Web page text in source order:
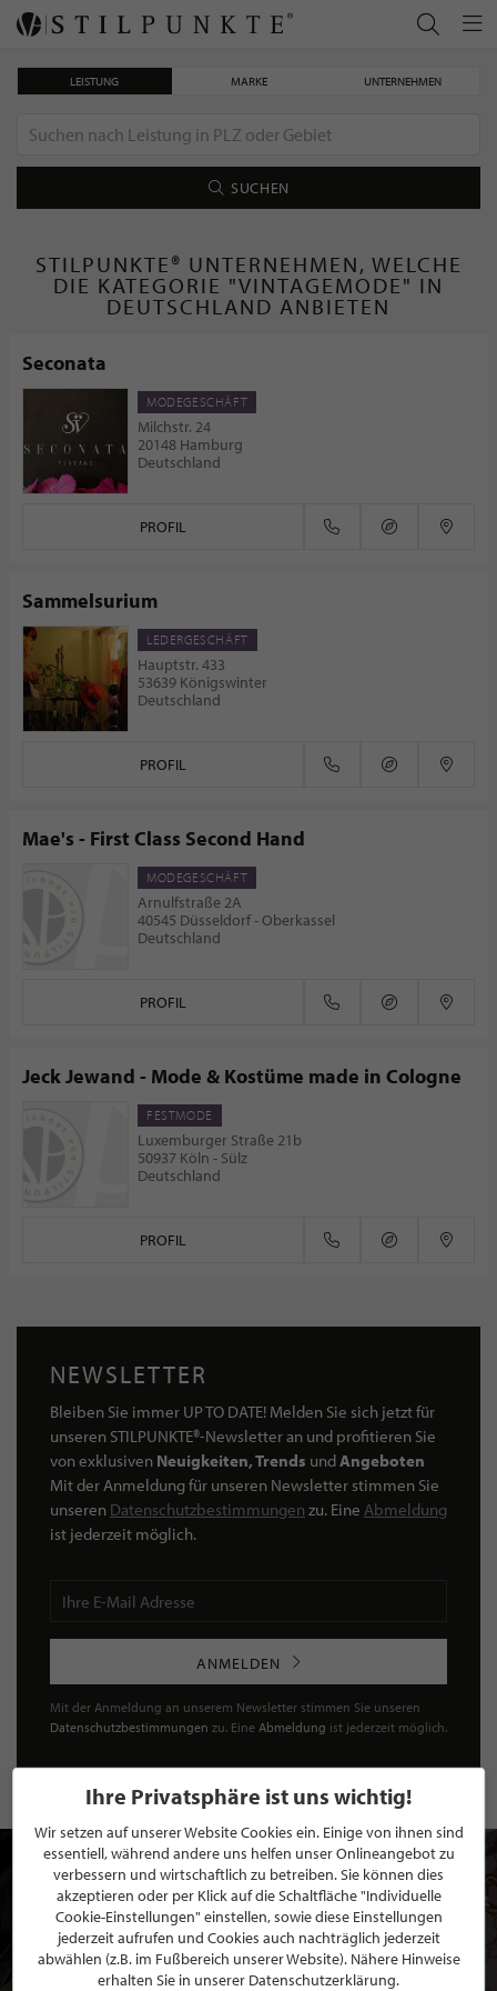
LEISTUNG MARKE UNTERNEHMEN
SUCHEN
STILPUNKTE® UNTERNEHMEN, WELCHE
DIE KATEGORIE "VINTAGEMODE" IN
DEUTSCHLAND ANBIETEN
Seconata
MODEGESCHÄFT
Milchstr. 24
20148 Hamburg
Deutschland
PROFIL
Sammelsurium
LEDERGESCHÄFT
Hauptstr. 433
53639 Königswinter
Deutschland
PROFIL
Mae's - First Class Second Hand
MODEGESCHÄFT
Arnulfstraße 2A
40545 Düsseldorf - Oberkassel
Deutschland
PROFIL
Jeck Jewand - Mode & Kostüme made in Cologne
FESTMODE
Luxemburger Straße 21b
50937 Köln - Sülz
Deutschland
PROFIL
NEWSLETTER
Bleiben Sie immer UP TO DATE! Melden Sie sich jetzt für
unseren STILPUNKTE®-Newsletter an und profitieren Sie
von exklusiven Neuigkeiten, Trends undAngeboten
Mit der Anmeldung für unseren Newsletter stimmen Sie
unseren Datenschutzbestimmungen zu. Eine Abmeldung
ist jederzeit möglich.
ANMELDEN
Mit der Anmeldung an unserem Newsletter stimmen Sie unseren
Datenschutzbestimmungen zu. Eine Abmeldung ist jederzeit möglich.
Ihre Privatsphäre ist uns wichtig!
Wir setzen auf unserer Website Cookies ein. Einige von ihnen sind
essentiell, während andere uns helfen unser Onlineangebot zu
verbessern und wirtschaftlich zu betreiben. Sie können dies
akzeptieren oder per Klick auf die Schaltfläche "Individuelle
Cookie-Einstellungen" einstellen, sowie diese Einstellungen
jederzeit aufrufen und Cookies auch nachträglich jederzeit
abwählen (z.B. im Fußbereich unserer Website). Nähere Hinweise
erhalten Sie in unserer Datenschutzerklärung.